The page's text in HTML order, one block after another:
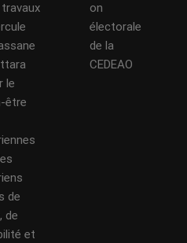
le
être
de
de
et
on
électorale
de la
CEDEAO